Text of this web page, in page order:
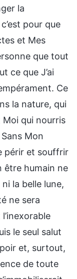
la
pour que
et Mes
que tout
ce que J’ai
Ce
la nature, qui
Moi qui nourris
Mon
périr et souffrir
être humain ne
la belle lune,
ne sera
le seul salut
et, surtout,
de toute